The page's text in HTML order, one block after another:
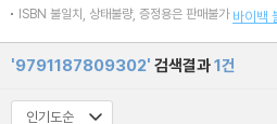
ISBN 불일치, 상태불량, 증정용은 판매불가 바이백
'9791187809302' 검색결과1건